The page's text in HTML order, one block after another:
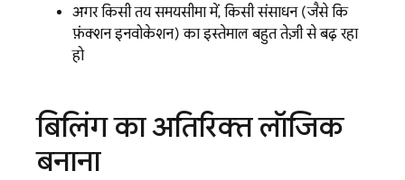
अगर किसी तय समयसीमा में, किसी संसाधन (जैसे कि
फ़ंक्शन इनवोकेशन) का इस्तेमाल बहुत तेज़ी से बढ़ रहा
हो
बिलिंग का अतिरिक्त लॉजिक
बनाना